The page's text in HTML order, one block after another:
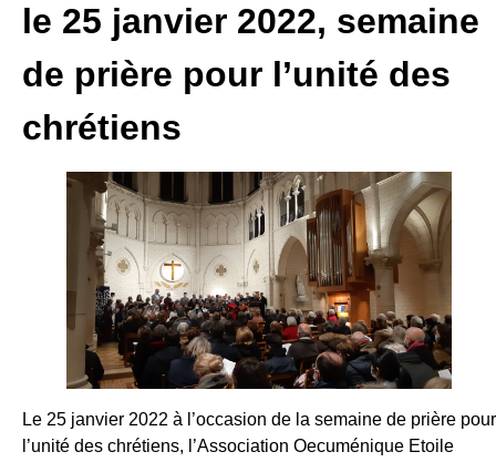
le 25 janvier 2022, semaine
de prière pour l’unité des
chrétiens
Le 25 janvier 2022 à l’occasion de la semaine de prière pour
l’unité des chrétiens, l’Association Oecuménique Etoile